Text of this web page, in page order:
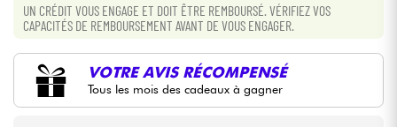
Packs
Voir nos marques
UN CRÉDIT VOUS ENGAGE ET DOIT ÊTRE REMBOURSÉ. VÉRIFIEZ VOS
CAPACITÉS DE REMBOURSEMENT AVANT DE VOUS ENGAGER.
VOTRE AVIS RÉCOMPENSÉ
Tous les mois des cadeaux à gagner